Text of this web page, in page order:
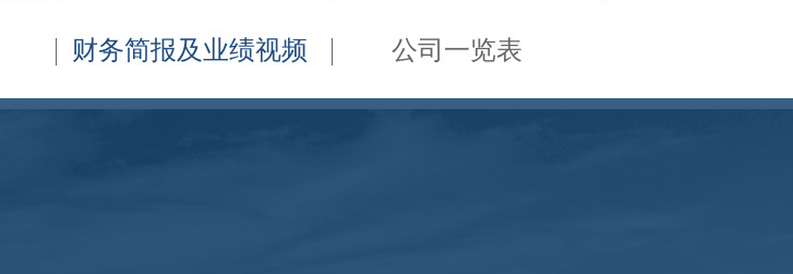
财务简报及业绩视频 公司一览表